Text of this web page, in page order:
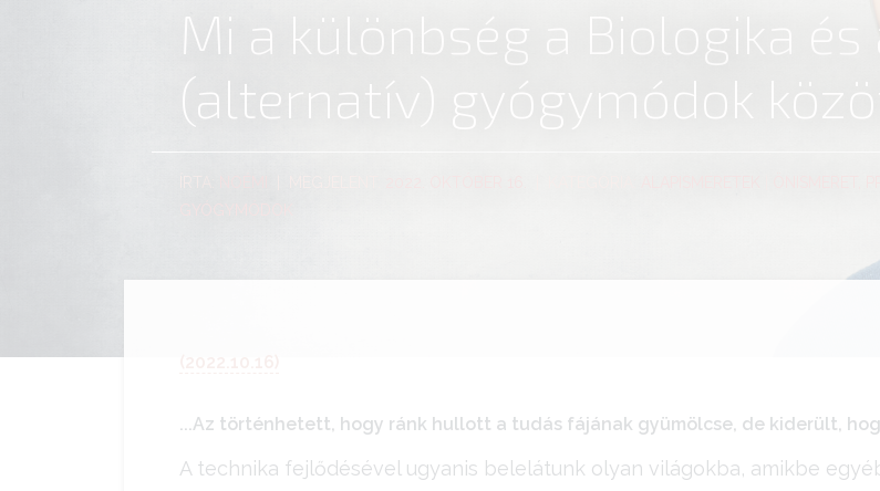
Mi a különbség a Biologika
(alternatív) gyógymódok
...Az történhetett, hogy ránk hullott a tudás fájának gyümölcse, de kiderült,
A technika fejlődésével ugyanis belelátunk olyan világokba, amikbe